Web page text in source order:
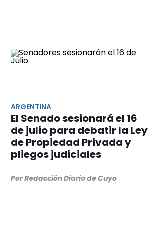
ARGENTINA
El Senado sesionará el 16
de julio para debatir la Ley
de Propiedad Privada y
pliegos judiciales
Por Redacción Diario de Cuyo